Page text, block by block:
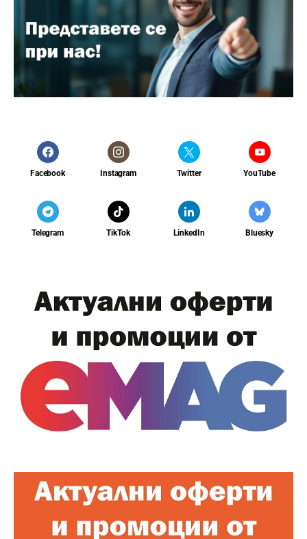
Facebook Instagram Twitter YouTube
Telegram TikTok LinkedIn Bluesky